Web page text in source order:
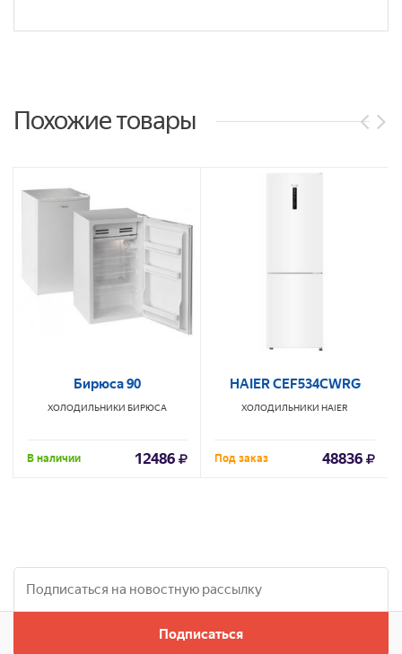
Похожие товары
Бирюса 90
ХОЛОДИЛЬНИКИ БИРЮСА
В наличии 12486
HAIER CEF534CWRG
ХОЛОДИЛЬНИКИ HAIER
Под заказ 48836
Подписаться